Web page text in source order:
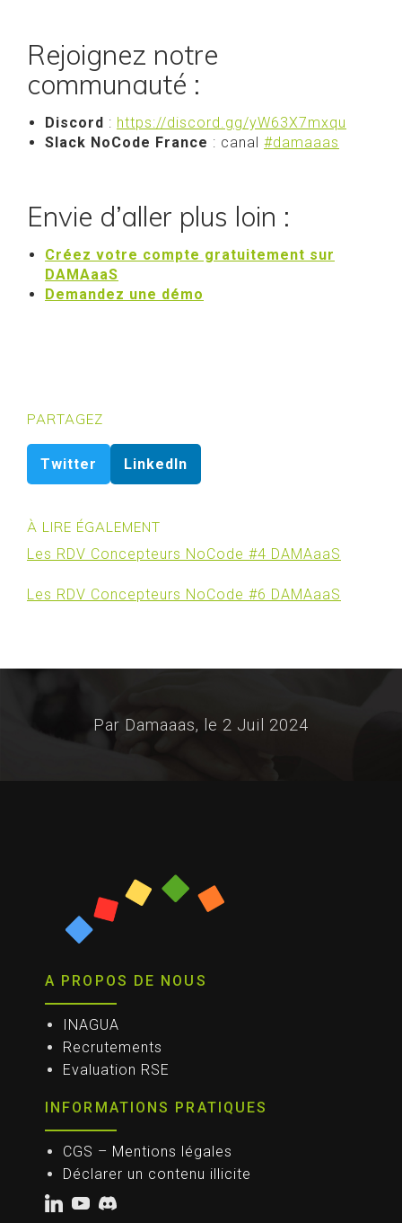
Rejoignez notre
communauté :
Discord : https://discord.gg/yW63X7mxqu
Slack NoCode France : canal #damaaas
Envie d’aller plus loin :
Créez votre compte gratuitement sur
DAMAaaS
Demandez une démo
PARTAGEZ
Twitter LinkedIn
À LIRE ÉGALEMENT
Les RDV Concepteurs NoCode #4 DAMAaaS
Les RDV Concepteurs NoCode #6 DAMAaaS
Par Damaaas, le 2 Juil 2024
A PROPOS DE NOUS
INAGUA
Recrutements
Evaluation RSE
INFORMATIONS PRATIQUES
CGS – Mentions légales
Déclarer un contenu illicite